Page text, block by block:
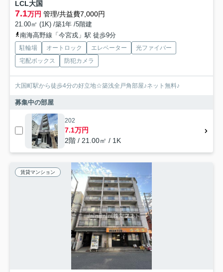
LCL大国
7.1万円 管理/共益費7,000円
21.00㎡ (1K) /築1年 /5階建
南海高野線「今宮戎」駅 徒歩9分
駐輪場 オートロック エレベーター
光ファイバー
宅配ボックス
防犯カメラ
大国町駅から徒歩4分の好立地☆築浅全戸角部屋♪ネット無料♪
募集中の部屋
202
7.1万円
2階 / 21.00㎡ / 1K
賃貸マンション